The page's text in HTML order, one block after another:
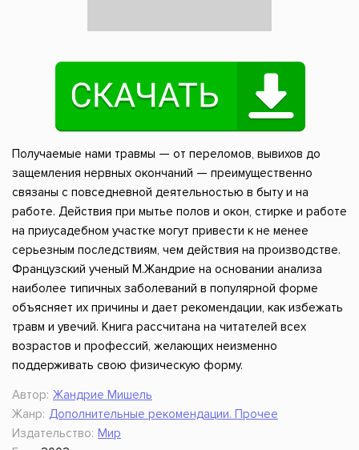
Получаемые нами травмы — от переломов, вывихов до
защемления нервных окончаний — преимущественно
связаны с повседневной деятельностью в быту и на
работе. Действия при мытье полов и окон, стирке и работе
на приусадебном участке могут привести к не менее
серьезным последствиям, чем действия на производстве.
Французский ученый М.Жандрие на основании анализа
наиболее типичных заболеваний в популярной форме
объясняет их причины и дает рекомендации, как избежать
травм и увечий. Книга рассчитана на читателей всех
возрастов и профессий, желающих неизменно
поддерживать свою физическую форму.
Автор: Жандрие Мишель
Жанр: Дополнительные рекомендации. Прочее
Издательство: Мир